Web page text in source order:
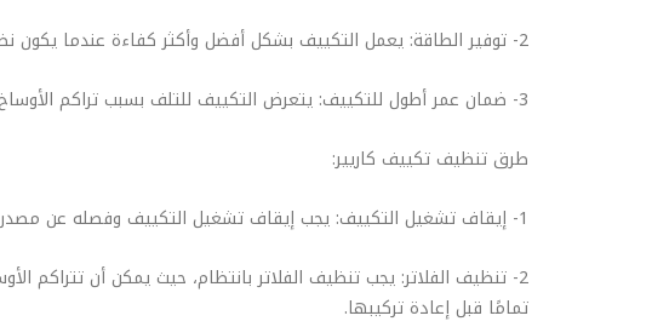
2- توفير الطاقة: يعمل التكييف بشكل أفضل وأكثر كفاءة عندما يكون نظيفًا، مما يؤدي إلى توفير الطاقة وتخفيض فواتير الكهرباء.
3- ضمان عمر أطول للتكييف: يتعرض التكييف للتلف بسبب تراكم الأوساخ والغبار والرطوبة، ويمكن تقليل فرص التلف عن طريق تنظيفه بانتظام.
طرق تنظيف تكييف كاريير:
1- إيقاف تشغيل التكييف: يجب إيقاف تشغيل التكييف وفصله عن مصدر الكهرباء قبل البدء في عملية التنظيف.
2- تنظيف الفلاتر: يجب تنظيف الفلاتر بانتظام، حيث يمكن أن تتراكم
تمامًا قبل إعادة تركيبها.